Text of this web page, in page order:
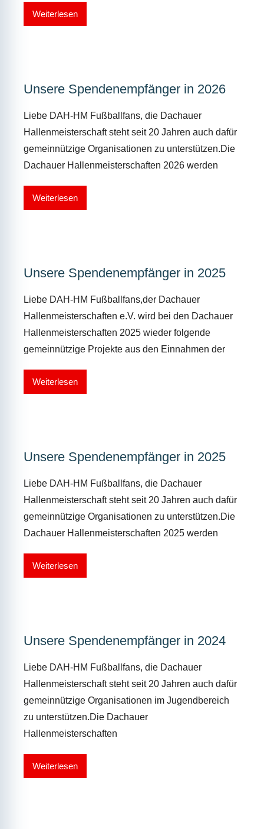
Weiterlesen
Unsere Spendenempfänger in 2026
Liebe DAH-HM Fußballfans, die Dachauer
Hallenmeisterschaft steht seit 20 Jahren auch dafür
gemeinnützige Organisationen zu unterstützen.Die
Dachauer Hallenmeisterschaften 2026 werden
Weiterlesen
Unsere Spendenempfänger in 2025
Liebe DAH-HM Fußballfans,der Dachauer
Hallenmeisterschaften e.V. wird bei den Dachauer
Hallenmeisterschaften 2025 wieder folgende
gemeinnützige Projekte aus den Einnahmen der
Weiterlesen
Unsere Spendenempfänger in 2025
Liebe DAH-HM Fußballfans, die Dachauer
Hallenmeisterschaft steht seit 20 Jahren auch dafür
gemeinnützige Organisationen zu unterstützen.Die
Dachauer Hallenmeisterschaften 2025 werden
Weiterlesen
Unsere Spendenempfänger in 2024
Liebe DAH-HM Fußballfans, die Dachauer
Hallenmeisterschaft steht seit 20 Jahren auch dafür
gemeinnützige Organisationen im Jugendbereich
zu unterstützen.Die Dachauer
Hallenmeisterschaften
Weiterlesen